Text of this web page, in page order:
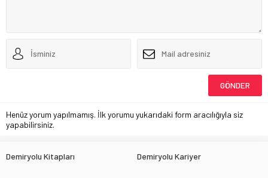
Henüz yorum yapılmamış. İlk yorumu yukarıdaki form aracılığıyla siz
yapabilirsiniz.
Demiryolu Kitapları Demiryolu Kariyer